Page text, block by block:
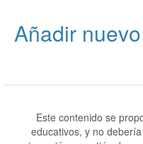
Añadir
Este contenido se
educativos, y no